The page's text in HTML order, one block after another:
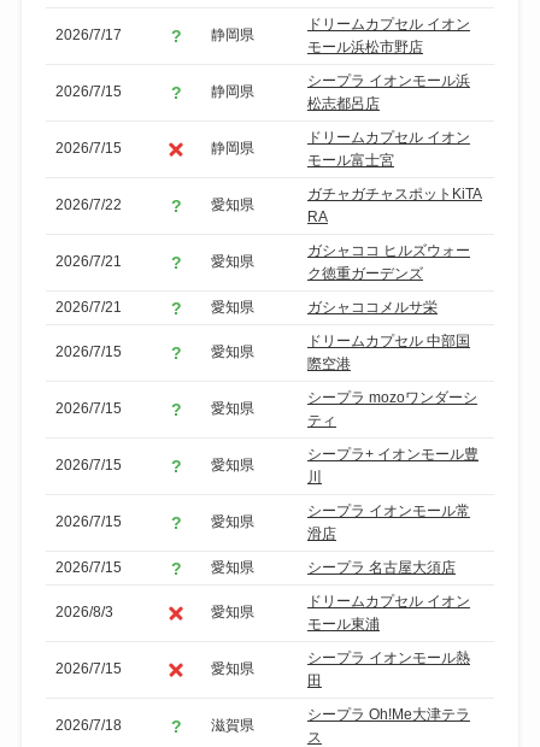
2026/7/17 静岡県
ドリームカプセル イオン
モール浜松市野店
2026/7/15 静岡県
シープラ イオンモール浜
松志都呂店
2026/7/15 静岡県
ドリームカプセル イオン
モール富士宮
2026/7/22 愛知県
ガチャガチャスポットKiTA
RA
2026/7/21 愛知県
ガシャココ ヒルズウォー
ク徳重ガーデンズ
2026/7/21
愛知県 ガシャココメルサ栄
2026/7/15 愛知県
ドリームカプセル 中部国
際空港
2026/7/15 愛知県
シープラ mozoワンダーシ
ティ
2026/7/15 愛知県
シープラ+ イオンモール豊
川
2026/7/15 愛知県
シープラ イオンモール常
滑店
2026/7/15
愛知県 シープラ 名古屋大須店
2026/8/3 愛知県
ドリームカプセル イオン
モール東浦
2026/7/15 愛知県
シープラ イオンモール熱
田
2026/7/18 滋賀県
シープラ Oh!Me大津テラ
ス